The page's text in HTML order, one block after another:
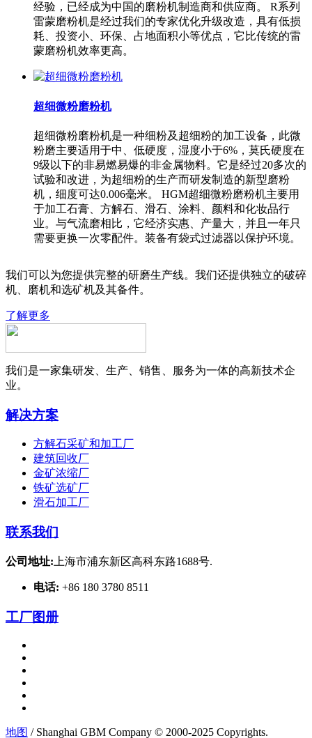
经验，已经成为中国的磨粉机制造商和供应商。 R系列
雷蒙磨粉机是经过我们的专家优化升级改造，具有低损
耗、投资小、环保、占地面积小等优点，它比传统的雷
蒙磨粉机效率更高。
超细微粉磨粉机
超细微粉磨粉机是一种细粉及超细粉的加工设备，此微
粉磨主要适用于中、低硬度，湿度小于6%，莫氏硬度在
9级以下的非易燃易爆的非金属物料。它是经过20多次的
试验和改进，为超细粉的生产而研发制造的新型磨粉
机，细度可达0.006毫米。 HGM超细微粉磨粉机主要用
于加工石膏、方解石、滑石、涂料、颜料和化妆品行
业。与气流磨相比，它经济实惠、产量大，并且一年只
需要更换一次零配件。装备有袋式过滤器以保护环境。
我们可以为您提供完整的研磨生产线。我们还提供独立的破碎
机、磨机和选矿机及其备件。
了解更多
我们是一家集研发、生产、销售、服务为一体的高新技术企
业。
解决方案
方解石采矿和加工厂
建筑回收厂
金矿浓缩厂
铁矿选矿厂
滑石加工厂
联系我们
公司地址: 上海市浦东新区高科东路1688号.
电话: +86 180 3780 8511
工厂图册
地图 / Shanghai GBM Company © 2000-2025 Copyrights.